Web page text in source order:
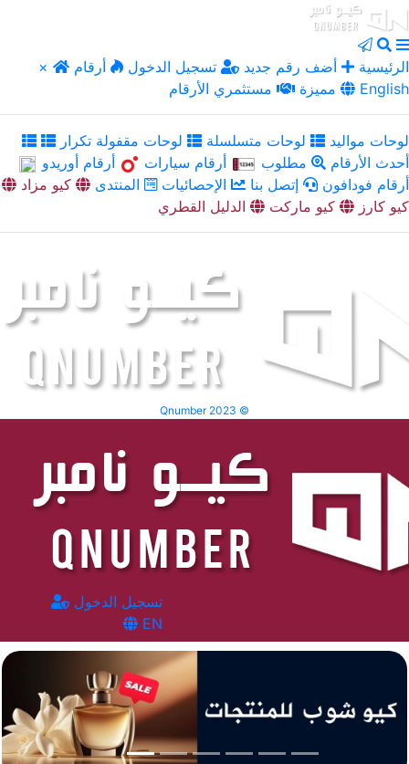
× الرئيسية أضف رقم جديد تسجيل الدخول
أرقام
مميزة
مستثمري الأرقام English
لوحات مواليد لوحات متسلسلة
لوحات مقفولة تكرار
أحدث الأرقام
مطلوب أرقام سيارات
أرقام أوريدو
أرقام فودافون
إتصل بنا الإحصائيات المنتدى
كيو مزاد
كيو كارز
كيو ماركت الدليل القطري
Qnumber 2023 ©
تسجيل الدخول
EN